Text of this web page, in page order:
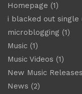
Homepage (1)
i blacked out single
microblogging (1)
Music (1)
Music Videos (1)
New Music Releases
News (2)